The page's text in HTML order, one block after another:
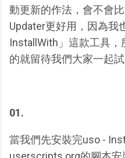
動更新的作法，會不會
Updater更好用，因為我
InstallWith」這款工具
的就留待我們大家一起試
01.
當我們先安裝完uso -